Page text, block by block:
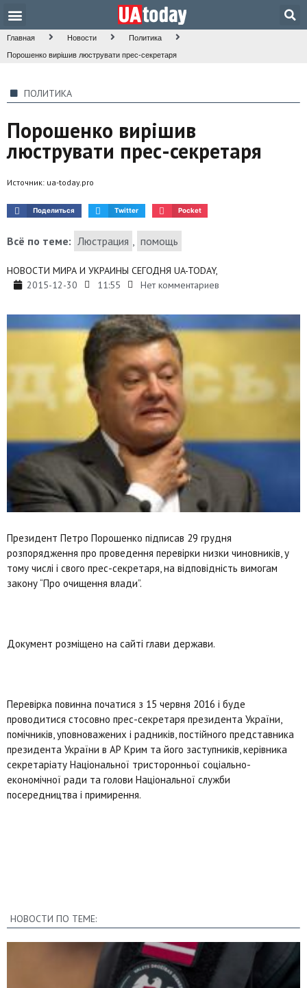
Главная Новости Политика
Порошенко вирішив люструвати прес-секретаря
ПОЛИТИКА
Порошенко вирішив
люструвати прес-секретаря
Источник: ua-today.pro
Поделиться Twitter Pocket
Всё по теме: Люстрация , помощь
НОВОСТИ МИРА И УКРАИНЫ СЕГОДНЯ UA-TODAY,
2015-12-30
11:55 Нет комментариев
Президент Петро Порошенко підписав 29 грудня
розпорядження про проведення перевірки низки чиновників, у
тому числі і свого прес-секретаря, на відповідність вимогам
закону “Про очищення влади”.
Документ розміщено на сайті глави держави.
Перевірка повинна початися з 15 червня 2016 і буде
проводитися стосовно прес-секретаря президента України,
помічників, уповноважених і радників, постійного представника
президента України в АР Крим та його заступників, керівника
секретаріату Національної тристоронньої соціально-
економічної ради та голови Національної служби
посередництва і примирення.
НОВОСТИ ПО ТЕМЕ: